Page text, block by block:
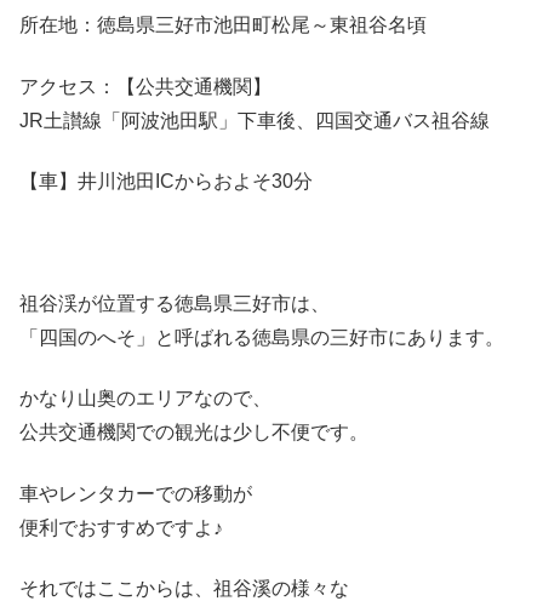
所在地：徳島県三好市池田町松尾～東祖谷名頃
アクセス：【公共交通機関】
JR土讃線「阿波池田駅」下車後、四国交通バス祖谷線
【車】井川池田ICからおよそ30分
祖谷渓が位置する徳島県三好市は、
「四国のへそ」と呼ばれる徳島県の三好市にあります。
かなり山奥のエリアなので、
公共交通機関での観光は少し不便です。
車やレンタカーでの移動が
便利でおすすめですよ♪
それではここからは、祖谷溪の様々な